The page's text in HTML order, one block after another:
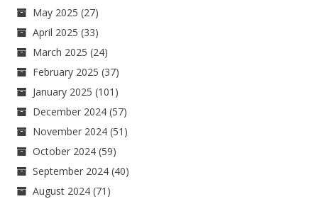
May 2025 (27)
April 2025 (33)
March 2025 (24)
February 2025 (37)
January 2025 (101)
December 2024 (57)
November 2024 (51)
October 2024 (59)
September 2024 (40)
August 2024 (71)